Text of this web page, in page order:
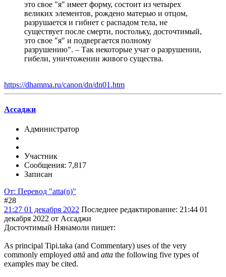
это свое "я" имеет форму, состоит из четырех
великих элементов, рождено матерью и отцом,
разрушается и гибнет с распадом тела, не
существует после смерти, постольку, досточтимый,
это свое "я" и подвергается полному
разрушению". – Так некоторые учат о разрушении,
гибели, уничтожении живого существа.
https://dhamma.ru/canon/dn/dn01.htm
Ассаджи
Администратор
Участник
Сообщения: 7,817
Записан
От: Перевод "atta(n)"
#28
21:27 01 декабря 2022 Последнее редактирование: 21:44 01
декабря 2022 от Ассаджи
Досточтимый Нянамоли пишет:
As principal Tipi.taka (and Commentary) uses of the very
commonly employed attā and atta the following five types of
examples may be cited.